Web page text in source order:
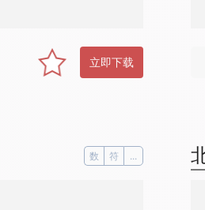
立即下载
数 符 ...